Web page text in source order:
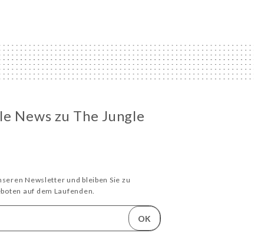
News zu The Jungle
Newsletter und bleiben Sie zu
auf dem Laufenden.
OK